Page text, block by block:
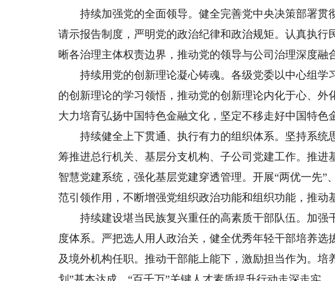
持续加强党的全面领导。健全完善党中央决策部署贯
请示报告制度，严明党的政治纪律和政治规矩。认真执行
晰各治理主体权责边界，推动党的领导与公司治理深度融
持续用党的创新理论凝心铸魂。各级党委以中心组学
的创新理论的学习领悟，推动党的创新理论内化于心、外
大力培育弘扬中国特色金融文化，坚定不移走好中国特色
持续健全上下贯通、执行有力的组织体系。坚持系统
筹推进总行机关、基层分支机构、子公司党建工作。推
智慧党建系统，强化基层党建穿透管理。开展“两优一先”
范引领作用，不断增强党组织政治功能和组织功能，推动
持续建设堪当民族复兴重任的高素质干部队伍。加强
度体系。严把选人用人政治关，健全优秀年轻干部培养选
及境外机构任职。推动干部能上能下，激励担当作为。培